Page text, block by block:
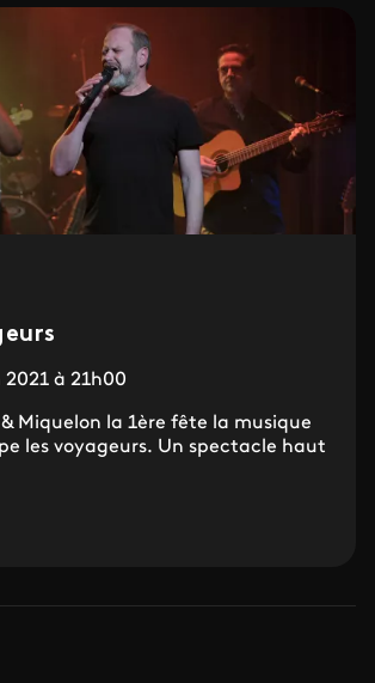
2021 à 21h00
Miquelon la 1ère fête la musique
les voyageurs. Un spectacle haut